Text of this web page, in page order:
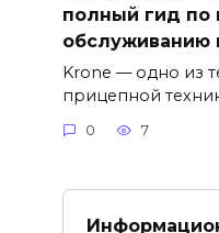
полный гид по
обслуживанию
Krone — одно из
прицепной
0 7